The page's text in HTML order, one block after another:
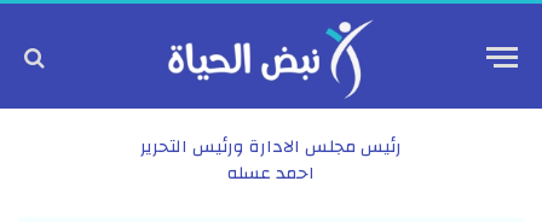
رئيس مجلس الادارة ورئيس التحرير
احمد عسله